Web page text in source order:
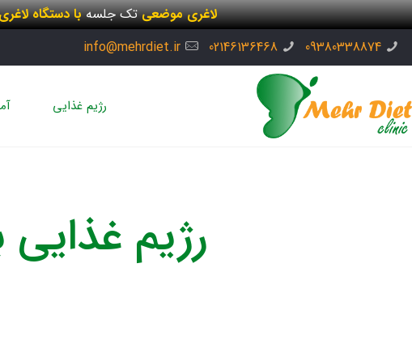
لاغری موضعیتک جلسهبا دستگاه
09380338874
02146136468
info@mehrdiet.ir
رژیم غذایی
رژیم